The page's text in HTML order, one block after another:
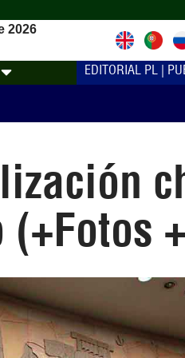
2026
EDITORIAL PL |